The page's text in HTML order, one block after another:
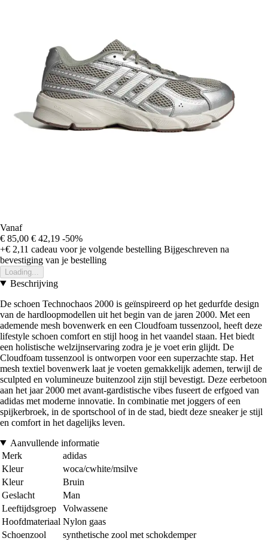
Vanaf
€ 85,00 € 42,19 -50%
+€ 2,11 cadeau voor je volgende bestelling Bijgeschreven na
bevestiging van je bestelling
Loading...
Beschrijving
De schoen Technochaos 2000 is geïnspireerd op het gedurfde design
van de hardloopmodellen uit het begin van de jaren 2000. Met een
ademende mesh bovenwerk en een Cloudfoam tussenzool, heeft deze
lifestyle schoen comfort en stijl hoog in het vaandel staan. Het biedt
een holistische welzijnservaring zodra je je voet erin glijdt. De
Cloudfoam tussenzool is ontworpen voor een superzachte stap. Het
mesh textiel bovenwerk laat je voeten gemakkelijk ademen, terwijl de
sculpted en volumineuze buitenzool zijn stijl bevestigt. Deze eerbetoon
aan het jaar 2000 met avant-gardistische vibes fuseert de erfgoed van
adidas met moderne innovatie. In combinatie met joggers of een
spijkerbroek, in de sportschool of in de stad, biedt deze sneaker je stijl
en comfort in het dagelijks leven.
Aanvullende informatie
Merk
adidas
Kleur
woca/cwhite/msilve
Kleur
Bruin
Geslacht
Man
Leeftijdsgroep
Volwassene
Hoofdmateriaal Nylon gaas
Schoenzool
synthetische zool met schokdemper